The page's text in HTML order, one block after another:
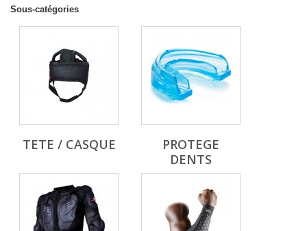
Sous-catégories
TETE / CASQUE
PROTEGE
DENTS